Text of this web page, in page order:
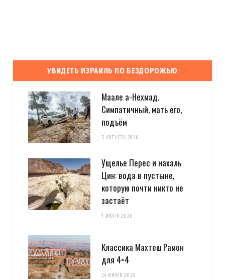
УВИДЕТЬ ИЗРАИЛЬ ПО БЕЗДОРОЖЬЮ
Маале а-Нехмад.
Симпатичный, мать его,
подъём
5 АВГУСТА 2026
Ущелье Перес и нахаль
Цин: вода в пустыне,
которую почти никто не
застаёт
1 ИЮЛЯ 2026
Классика Махтеш Рамон
для 4×4
24 ИЮНЯ 2026